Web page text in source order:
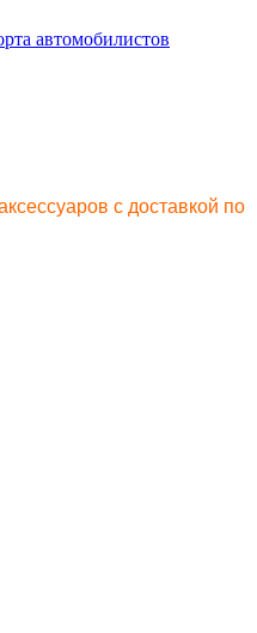
с доставкой по